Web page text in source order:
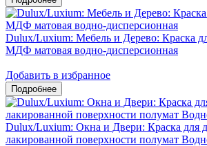
Dulux/Luxium: Мебель и Дерево: Краска
МДФ матовая водно-дисперсионная
Добавить в избранное
Dulux/Luxium: Окна и Двери: Краска для
лакированной поверхности полумат